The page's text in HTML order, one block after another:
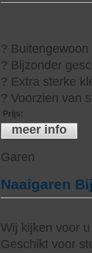
?
? Bijzonder
? Extra sterke
? Voorzien van
Prijs:
meer info
Garen
Naaigaren
Wij kijken voor
Geschikt voor